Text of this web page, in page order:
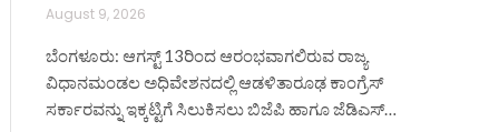
August 9, 2026
ಬೆಂಗಳೂರು: ಆಗಸ್ಟ್ 13ರಿಂದ ಆರಂಭವಾಗಲಿರುವ ರಾಜ್ಯ
ವಿಧಾನಮಂಡಲ ಅಧಿವೇಶನದಲ್ಲಿ ಆಡಳಿತಾರೂಢ ಕಾಂಗ್ರೆಸ್
ಸರ್ಕಾರವನ್ನು ಇಕ್ಕಟ್ಟಿಗೆ ಸಿಲುಕಿಸಲು ಬಿಜೆಪಿ ಹಾಗೂ ಜೆಡಿಎಸ್…